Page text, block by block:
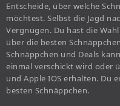
Entscheide, über welche
möchtest. Selbst die Jagd
Vergnügen. Du hast die
über die besten
Schnäppchen und Deals
einmal verschickt wird oder
und Apple IOS erhalten. Du
besten Schnäppchen.